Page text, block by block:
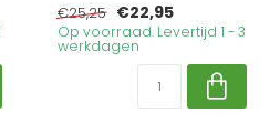
€25,25 €22,95
Op voorraad. Levertijd 1 - 3
werkdagen